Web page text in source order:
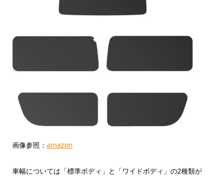
画像参照： amazon
車幅については「標準ボディ」と「ワイドボディ」の2種類が